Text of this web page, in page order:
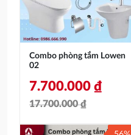
12.340.000 ₫.
Combo phòng tắm Lowen
02
17.700.000₫
7.700.000 ₫